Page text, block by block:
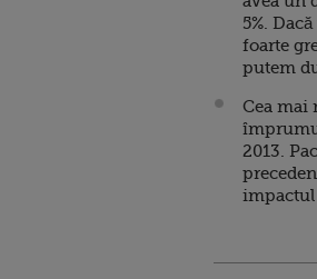
5%.
foarte
putem
Cea mai
2013.
impactul